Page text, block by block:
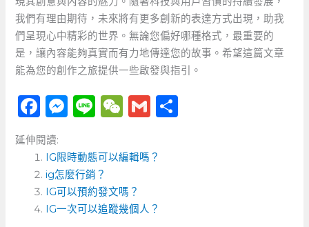
我們有理由期待，未來將有更多創新的表達方式出現，助我
們呈現心中精彩的世界。無論您偏好哪種格式，最重要的
是，讓內容能夠真實而有力地傳達您的故事。希望這篇文章
能為您的創作之旅提供一些啟發與指引。
F
a
c
e
b
o
M
ss
e
n
g
Li
e
W
C
a
t
G
ai
延伸閱讀:
IG限時動態可以編輯嗎？
ig怎麼行銷？
IG可以預約發文嗎？
IG一次可以追蹤幾個人？